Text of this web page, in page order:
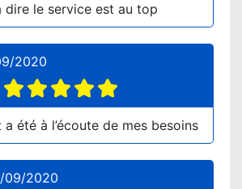
dire le service est au top
2020
a été à l’écoute de mes besoins
09/2020